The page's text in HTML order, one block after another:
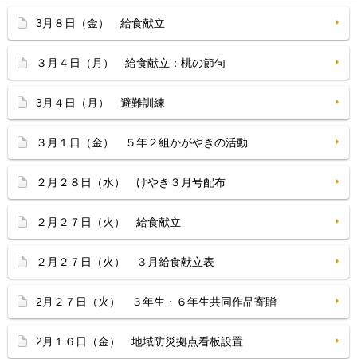
3月８日（金） 給食献立
３月４日（月） 給食献立：桃の節句
3月４日（月） 避難訓練
３月１日（金） ５年２組かがやきの活動
２月２８日（水） けやき３月号配布
２月２７日（火） 給食献立
２月２７日（火） ３月給食献立表
2月２７日（火） ３年生・６年生共同作品寄贈
2月１６日（金） 地域防災拠点看板設置